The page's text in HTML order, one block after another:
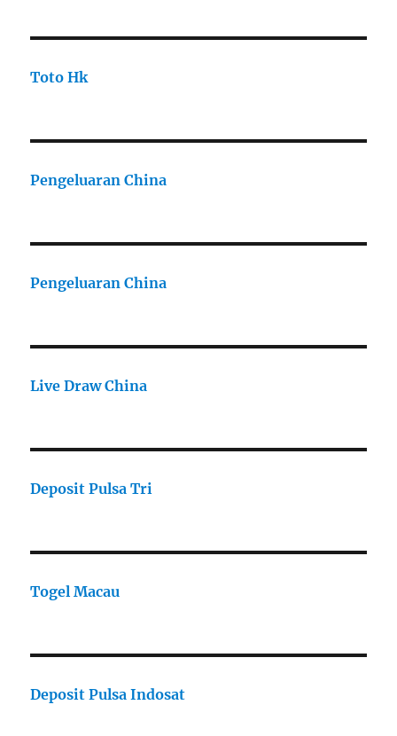
Toto Hk
Pengeluaran China
Pengeluaran China
Live Draw China
Deposit Pulsa Tri
Togel Macau
Deposit Pulsa Indosat